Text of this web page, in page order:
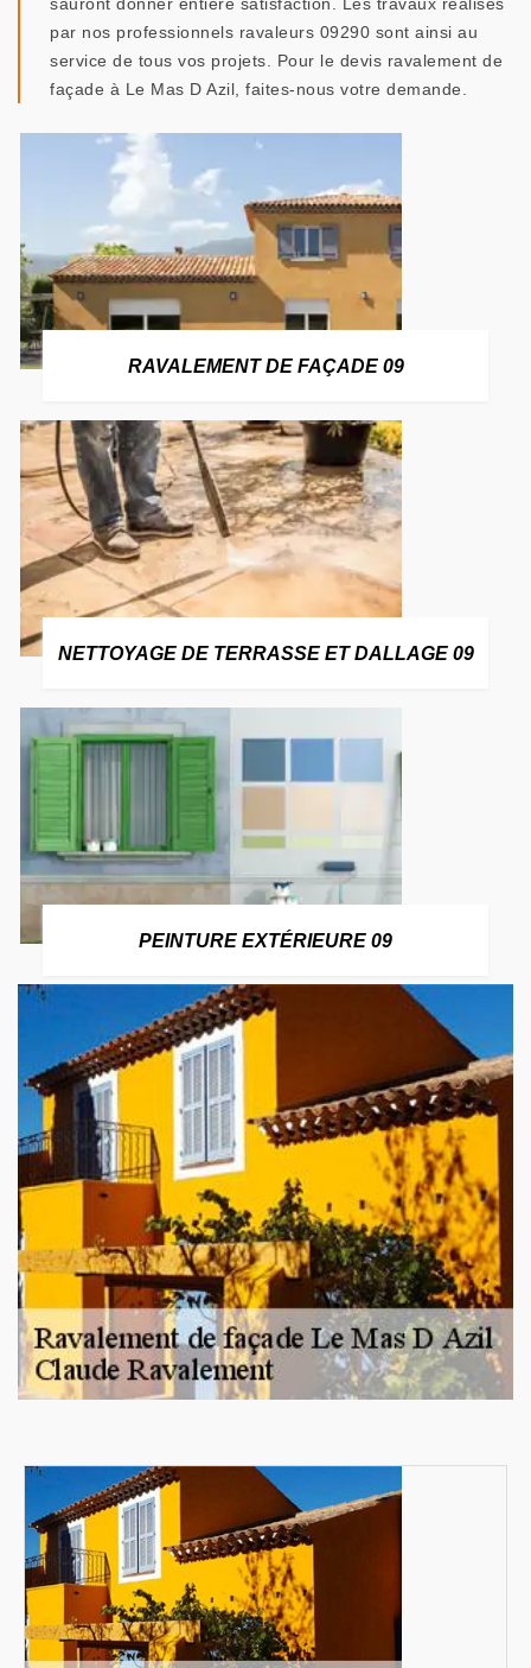
par nos professionnels ravaleurs 09290 sont ainsi au
service de tous vos projets. Pour le devis ravalement de
façade à Le Mas D Azil, faites-nous votre demande.
RAVALEMENT DE FAÇADE 09
NETTOYAGE DE TERRASSE ET DALLAGE 09
PEINTURE EXTÉRIEURE 09